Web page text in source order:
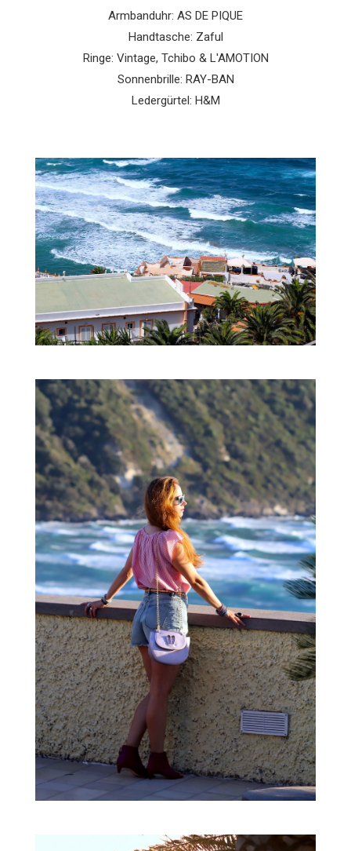
Armbanduhr: AS DE PIQUE
Handtasche: Zaful
Ringe: Vintage, Tchibo & L'AMOTION
Sonnenbrille: RAY-BAN
Ledergürtel: H&M